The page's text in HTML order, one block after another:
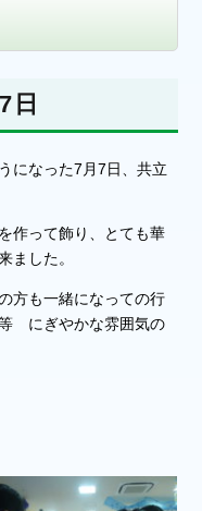
になった7月7日、共立
作って飾り、とても華
ました。
方も一緒になっての行
にぎやかな雰囲気の